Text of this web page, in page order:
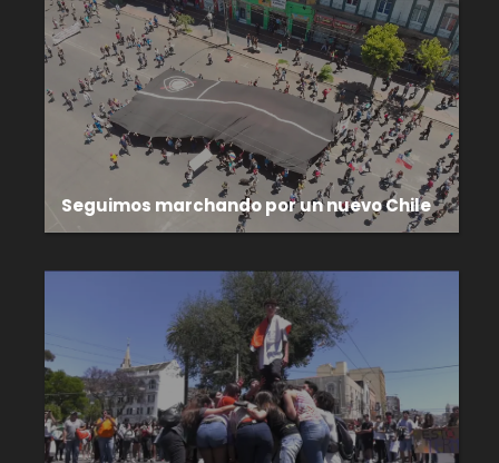
Seguimos marchando por un nuevo Chile